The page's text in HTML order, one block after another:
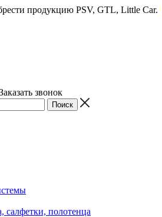
продукцию PSV, GTL, Little Car.
звонок
полотенца